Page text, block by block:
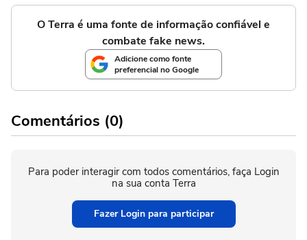
O Terra é uma fonte de informação confiável e
combate fake news.
Adicione como fonte
preferencial no Google
Comentários (0)
Para poder interagir com todos comentários, faça Login
na sua conta Terra
Fazer Login para participar